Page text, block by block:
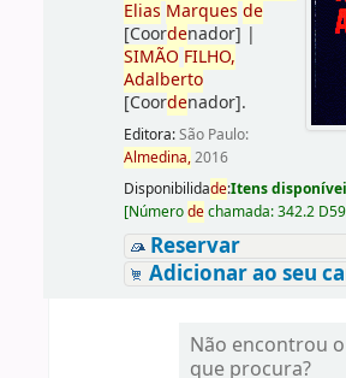
Elias Marques de
[Coordenador] |
SIMÃO FILHO,
Adalberto
[Coordenador].
Editora:São Paulo:
Almedina,2016
Disponibilidade:Itens
[Númerodechamada:342.2
Reservar
Adicionar ao seu
Não encontrou o
que procura?